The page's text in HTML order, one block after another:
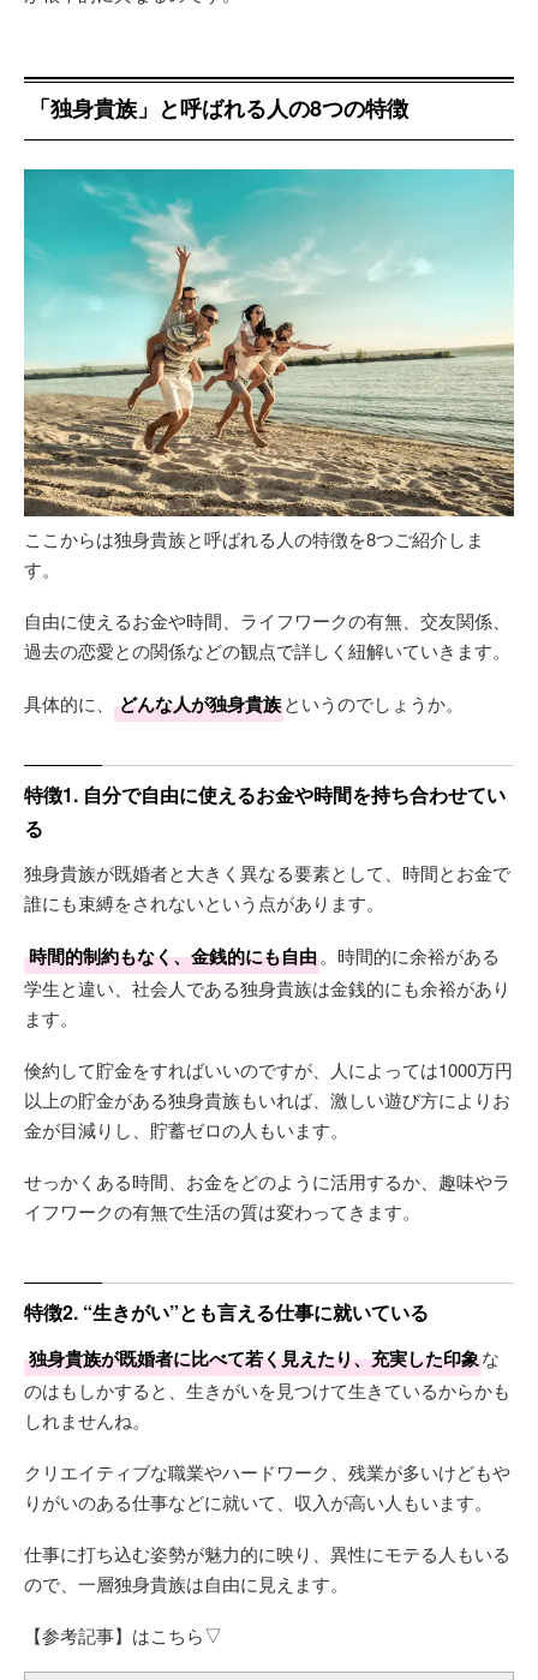
「独身貴族」と呼ばれる人の8つの特徴
ここからは独身貴族と呼ばれる人の特徴を8つご紹介しま
す。
自由に使えるお金や時間、ライフワークの有無、交友関係、
過去の恋愛との関係などの観点で詳しく紐解いていきます。
具体的に、 どんな人が独身貴族というのでしょうか。
特徴1. 自分で自由に使えるお金や時間を持ち合わせてい
る
独身貴族が既婚者と大きく異なる要素として、時間とお金で
誰にも束縛をされないという点があります。
時間的制約もなく、金銭的にも自由。時間的に余裕がある
学生と違い、社会人である独身貴族は金銭的にも余裕があり
ます。
倹約して貯金をすればいいのですが、人によっては1000万円
以上の貯金がある独身貴族もいれば、激しい遊び方によりお
金が目減りし、貯蓄ゼロの人もいます。
せっかくある時間、お金をどのように活用するか、趣味やラ
イフワークの有無で生活の質は変わってきます。
特徴2. “生きがい”とも言える仕事に就いている
独身貴族が既婚者に比べて若く見えたり、充実した印象な
のはもしかすると、生きがいを見つけて生きているからかも
しれませんね。
クリエイティブな職業やハードワーク、残業が多いけどもや
りがいのある仕事などに就いて、収入が高い人もいます。
仕事に打ち込む姿勢が魅力的に映り、異性にモテる人もいる
ので、一層独身貴族は自由に見えます。
【参考記事】はこちら▽